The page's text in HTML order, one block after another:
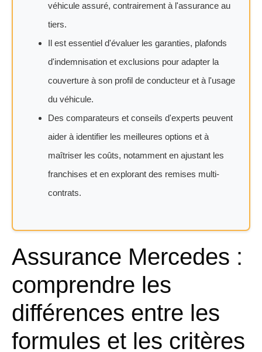
véhicule assuré, contrairement à l'assurance au
tiers.
Il est essentiel d'évaluer les garanties, plafonds
d'indemnisation et exclusions pour adapter la
couverture à son profil de conducteur et à l'usage
du véhicule.
Des comparateurs et conseils d'experts peuvent
aider à identifier les meilleures options et à
maîtriser les coûts, notamment en ajustant les
franchises et en explorant des remises multi-
contrats.
Assurance Mercedes :
comprendre les
différences entre les
formules et les critères